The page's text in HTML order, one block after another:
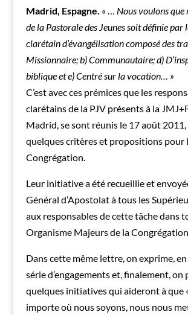
Madrid, Espagne. « … Nous voulons
de la Pastorale des Jeunes soit définie par
clarétain d’évangélisation composé des
Missionnaire; b) Communautaire; d)
biblique et e) Centré sur la vocation… »
C’est avec ces prémices que les
clarétains de la PJV présents à la
Madrid, se sont réunis le 17 août
quelques critères et propositions pour
Congrégation.
Leur initiative a été recueillie et
Général d’Apostolat à tous les
aux responsables de cette tâche dans
Organisme Majeurs de la Congrégation.
Dans cette même lettre, on exprime,
série d’engagements et, finalement, on
quelques initiatives qui aideront à que
importe où nous soyons, nous nous